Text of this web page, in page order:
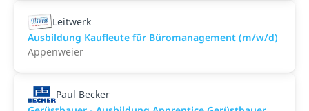
Leitwerk
Ausbildung Kaufleute für Büromanagement (m/w/d)
Appenweier
Paul Becker